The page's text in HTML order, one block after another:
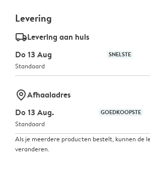
Levering
delivery_standard_v2Levering aan huis
Do 13 Aug
SNELSTE
Standaard
marker-pinAfhaaladres
Do 13 Aug.
GOEDKOOPSTE
Standaard
Als je meerdere producten bestelt, kunnen de
veranderen.